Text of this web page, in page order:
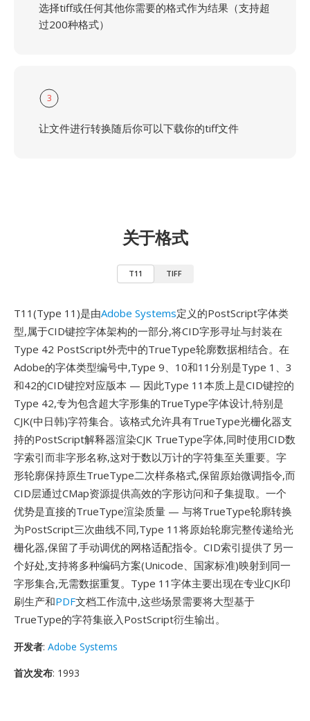
选择tiff或任何其他你需要的格式作为结果（支持超
过200种格式）
3
让文件进行转换随后你可以下载你的tiff文件
关于格式
T11 TIFF
T11(Type 11)是由Adobe Systems定义的PostScript字体类
型,属于CID键控字体架构的一部分,将CID字形寻址与封装在
Type 42 PostScript外壳中的TrueType轮廓数据相结合。在
Adobe的字体类型编号中,Type 9、10和11分别是Type 1、3
和42的CID键控对应版本 — 因此Type 11本质上是CID键控的
Type 42,专为包含超大字形集的TrueType字体设计,特别是
CJK(中日韩)字符集合。该格式允许具有TrueType光栅化器支
持的PostScript解释器渲染CJK TrueType字体,同时使用CID数
字索引而非字形名称,这对于数以万计的字符集至关重要。字
形轮廓保持原生TrueType二次样条格式,保留原始微调指令,而
CID层通过CMap资源提供高效的字形访问和子集提取。一个
优势是直接的TrueType渲染质量 — 与将TrueType轮廓转换
为PostScript三次曲线不同,Type 11将原始轮廓完整传递给光
栅化器,保留了手动调优的网格适配指令。CID索引提供了另一
个好处,支持将多种编码方案(Unicode、国家标准)映射到同一
字形集合,无需数据重复。Type 11字体主要出现在专业CJK印
刷生产和PDF文档工作流中,这些场景需要将大型基于
TrueType的字符集嵌入PostScript衍生输出。
开发者: Adobe Systems
首次发布: 1993